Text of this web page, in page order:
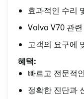
효과적인 수리
Volvo V70 관
고객의 요구에
혜택:
빠르고 전문적
정확한 진단과